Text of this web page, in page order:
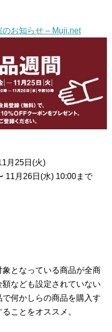
のお知らせ – Muji.net
月25日(火)
11月26日(水) 10:00まで
となっている商品が全商
なども設定されていない
何かしらの商品を購入す
ことをオススメ。